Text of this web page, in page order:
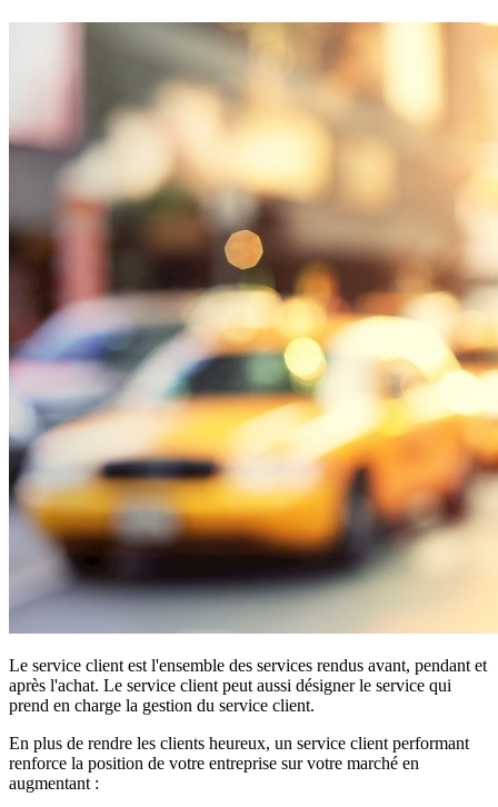
Le service client est l'ensemble des services rendus avant, pendant et
après l'achat. Le service client peut aussi désigner le service qui
prend en charge la gestion du service client.
En plus de rendre les clients heureux, un service client performant
renforce la position de votre entreprise sur votre marché en
augmentant :